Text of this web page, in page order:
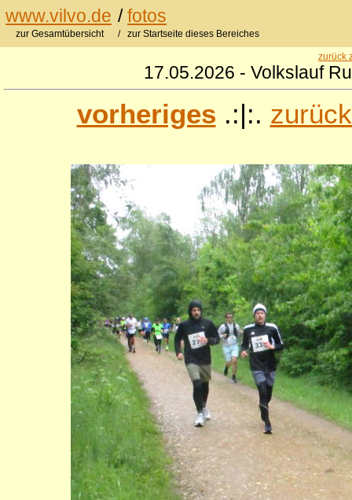
www.vilvo.de /fotos
zur Gesamtübersicht / zur Startseite dieses Bereiches
zurück
17.05.2026 - Volkslauf
vorheriges .:|:.